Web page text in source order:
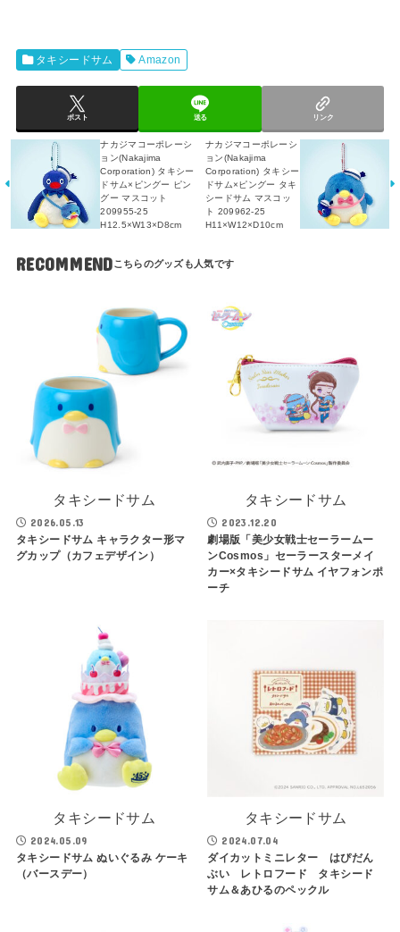
タキシードサム Amazon
ポスト 送る リンク
ナカジマコーポレーシ
ョン(Nakajima
Corporation) タキシー
ドサム×ピングー ピン
グー マスコット
209955-25
H12.5×W13×D8cm
ナカジマコーポレーシ
ョン(Nakajima
Corporation) タキシー
ドサム×ピングー タキ
シードサム マスコッ
ト 209962-25
H11×W12×D10cm
RECOMMEND
タキシードサム
2026.05.13
タキシードサム キャラクター形マ
グカップ（カフェデザイン）
タキシードサム
2023.12.20
劇場版「美少女戦士セーラームー
ンCosmos」セーラースターメイ
カー×タキシードサム イヤフォンポ
ーチ
タキシードサム
2024.05.09
タキシードサム ぬいぐるみ ケーキ
（バースデー）
タキシードサム
2024.07.04
ダイカットミニレター はぴだん
ぶい レトロフード タキシード
サム＆あひるのペックル